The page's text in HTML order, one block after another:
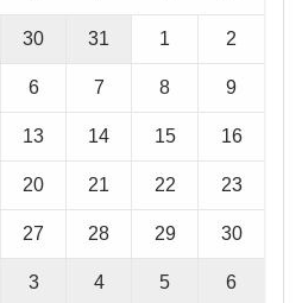
30 31 1 2
6 7 8 9
13 14 15 16
20 21 22 23
27 28 29 30
3 4 5 6